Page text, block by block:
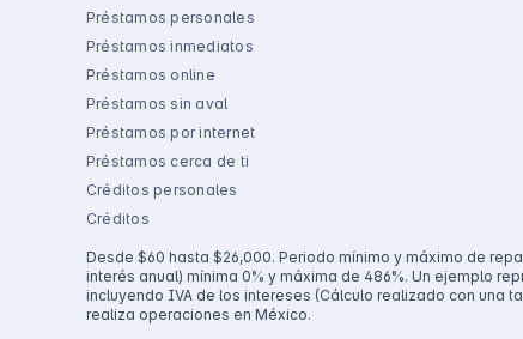
Préstamos personales
Préstamos inmediatos
Préstamos online
Préstamos sin aval
Préstamos por internet
Préstamos cerca de ti
Créditos personales
Créditos
Desde $60 hasta $26,000. Periodo mínimo y máximo de
interés anual) mínima 0% y máxima de 486%. Un ejemplo
incluyendo IVA de los intereses (Cálculo realizado con una
realiza operaciones en México.